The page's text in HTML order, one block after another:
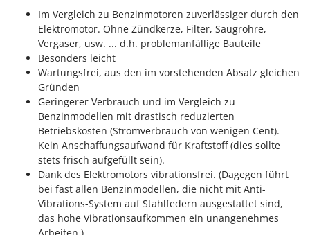
Teppichreiniger und Teppichbodenreiniger
Thermische und mechanische Unkrautbrenner
Tomatenpressen
Tragbare Powerstationen
Traktor-Heckenscheren mit Ausleger
Umfüllpumpen
Umkehrfräsen
Vakuumiergeräte
Vertikutierer
Italyco
ITM
JOLLY ITALIA
KAAZ
Karcher
Kasco
Kemper
Kenwood
Keter
Im Vergleich zu Benzinmotoren zuverlässiger durch den
Elektromotor. Ohne Zündkerze, Filter, Saugrohre,
Vergaser, usw. ... d.h. problemanfällige Bauteile
Besonders leicht
Wartungsfrei, aus den im vorstehenden Absatz gleichen
Gründen
Geringerer Verbrauch und im Vergleich zu
Benzinmodellen mit drastisch reduzierten
Betriebskosten (Stromverbrauch von wenigen Cent).
Kein Anschaffungsaufwand für Kraftstoff (dies sollte
stets frisch aufgefüllt sein).
Dank des Elektromotors vibrationsfrei. (Dagegen führt
bei fast allen Benzinmodellen, die nicht mit Anti-
Vibrations-System auf Stahlfedern ausgestattet sind,
das hohe Vibrationsaufkommen ein unangenehmes